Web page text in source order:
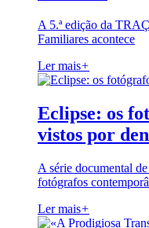
A 5.ª edição da
Familiares acontece
Ler mais+
Eclipse: os
vistos por
A série documental
fotógrafos
Ler mais+